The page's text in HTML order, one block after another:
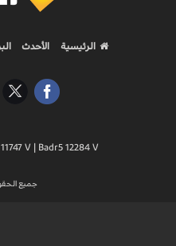
الرئيسية الأحدث
V | Badr5 12284 V
جميع